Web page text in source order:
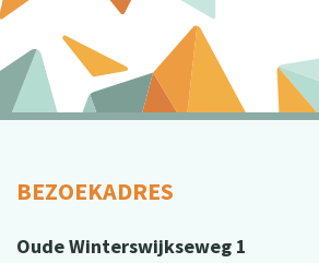
BEZOEKADRES
Oude Winterswijkseweg 1